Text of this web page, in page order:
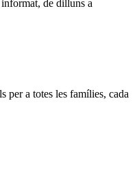
de dilluns a
per a totes les famílies, cada